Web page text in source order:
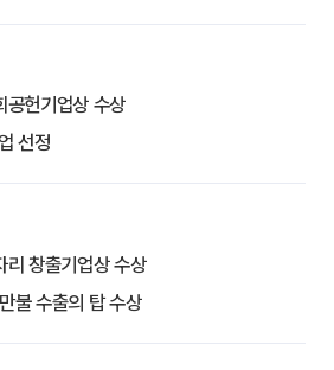
공헌기업상 수상
선정
리 창출기업상 수상
불 수출의 탑 수상